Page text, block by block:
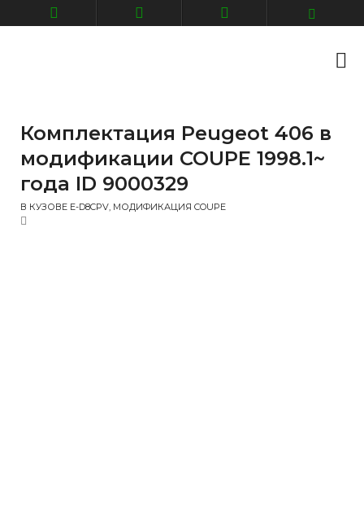
Комплектация Peugeot 406 в
модификации COUPE 1998.1~
года ID 9000329
В КУЗОВЕ E-D8CPV, МОДИФИКАЦИЯ COUPE